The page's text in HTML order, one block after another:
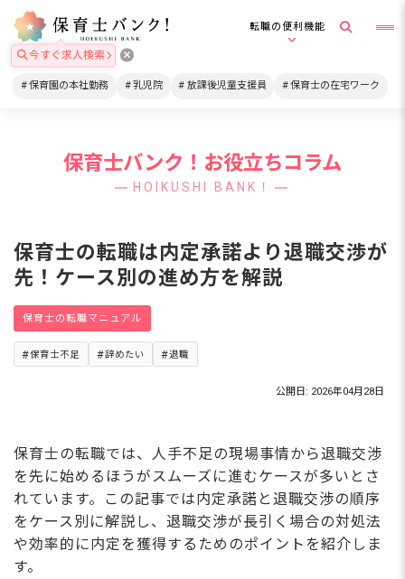
転職の便利機能
今すぐ求人検索
保育園の本社勤務 乳児院 放課後児童支援員 保育士の在宅ワーク
保育士バンク！お役立ちコラム
HOIKUSHI BANK！
保育士の転職は内定承諾より退職交渉が
先！ケース別の進め方を解説
保育士の転職マニュアル
保育士不足 辞めたい 退職
公開日: 2026年04月28日
保育士の転職では、人手不足の現場事情から退職交渉
を先に始めるほうがスムーズに進むケースが多いとさ
れています。この記事では内定承諾と退職交渉の順序
をケース別に解説し、退職交渉が長引く場合の対処法
や効率的に内定を獲得するためのポイントを紹介しま
す。